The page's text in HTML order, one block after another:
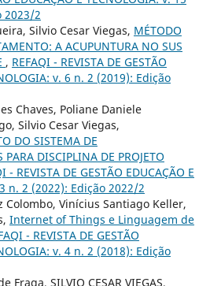
2023/2
Silvio Cesar Viegas, MÉTODO
A ACUPUNTURA NO SUS
, REFAQI - REVISTA DE GESTÃO
v. 6 n. 2 (2019): Edição
Chaves, Poliane Daniele
Silvio Cesar Viegas,
DO SISTEMA DE
DISCIPLINA DE PROJETO
- REVISTA DE GESTÃO EDUCAÇÃO E
n. 2 (2022): Edição 2022/2
Colombo, Vinícius Santiago Keller,
Internet of Things e Linguagem de
- REVISTA DE GESTÃO
v. 4 n. 2 (2018): Edição
Fraga, SILVIO CESAR VIEGAS,